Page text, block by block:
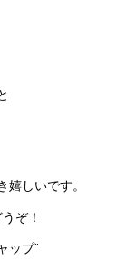
しいです。
ぞ！
ップ”